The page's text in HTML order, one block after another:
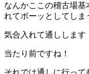
なんかここの稽古場
れてボーッとしてし
気合入れて通しします
当たり前ですね！
それでは通しに行って